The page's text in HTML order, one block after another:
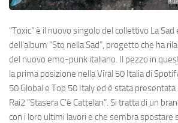
“Toxic” è il nuovo singolo del collettivo La
dell’album “Sto nella Sad”, progetto che ha
del nuovo emo-punk italiano. Il pezzo in
la prima posizione nella Viral 50 Italia di
50 Global e Top 50 Italy ed è stata
Rai2 “Stasera C’è Cattelan”. Si tratta di un
con i loro ultimi lavori e che sembra spostare